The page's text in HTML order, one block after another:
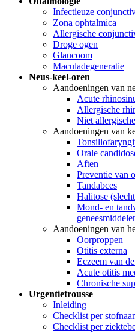
Infectieuze
Zona ophtalmica
Allergische
Droge ogen
Glaucoom
Maculadegeneratie
Neus-keel-oren
Aandoeningen van
Acute
Allergische
Niet
Aandoeningen van
Orale
Aften
Preventie van
Tandabces
Halitose
Mond- en
Aandoeningen van
Oorproppen
Otitis externa
Eczeem van
Acute otitis
Chronische
Urgentietrousse
Inleiding
Checklist per
Checklist per